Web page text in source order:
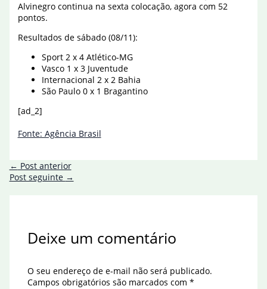
Alvinegro continua na sexta colocação, agora com 52
pontos.
Resultados de sábado (08/11):
Sport 2 x 4 Atlético-MG
Vasco 1 x 3 Juventude
Internacional 2 x 2 Bahia
São Paulo 0 x 1 Bragantino
[ad_2]
Fonte: Agência Brasil
← Post anterior
Post seguinte →
Deixe um comentário
O seu endereço de e-mail não será publicado.
Campos obrigatórios são marcados com *